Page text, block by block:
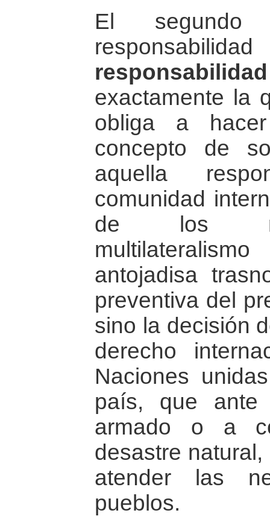
El
exactamente la
obliga a
concepto de
aquella
comunidad
de los
antojadisa
preventiva del
sino la decisión
derecho
Naciones
país, que ante
armado o a
desastre
atender las
pueblos.